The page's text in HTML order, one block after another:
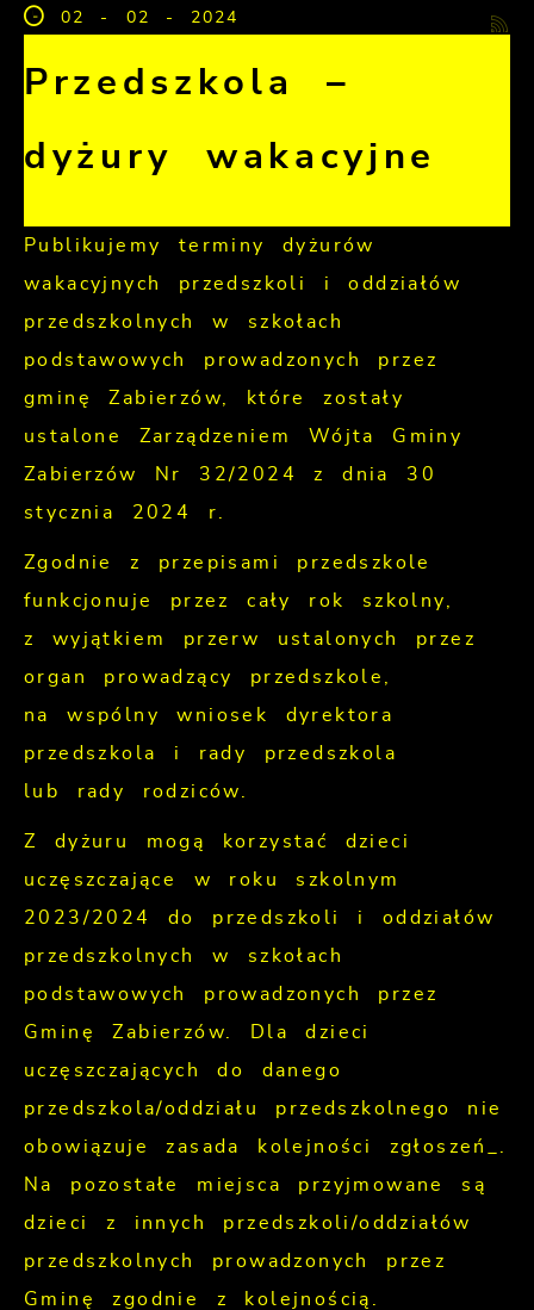
02 - 02 - 2024
Przedszkola –
dyżury wakacyjne
Publikujemy terminy dyżurów
wakacyjnych przedszkoli i oddziałów
przedszkolnych w szkołach
podstawowych prowadzonych przez
gminę Zabierzów, które zostały
ustalone Zarządzeniem Wójta Gminy
Zabierzów Nr 32/2024 z dnia 30
stycznia 2024 r.
Zgodnie z przepisami przedszkole
funkcjonuje przez cały rok szkolny,
z wyjątkiem przerw ustalonych przez
organ prowadzący przedszkole,
na wspólny wniosek dyrektora
przedszkola i rady przedszkola
lub rady rodziców.
Z dyżuru mogą korzystać dzieci
uczęszczające w roku szkolnym
2023/2024 do przedszkoli i oddziałów
przedszkolnych w szkołach
podstawowych prowadzonych przez
Gminę Zabierzów. Dla dzieci
uczęszczających do danego
przedszkola/oddziału przedszkolnego nie
obowiązuje zasada kolejności zgłoszeń_.
Na pozostałe miejsca przyjmowane są
dzieci z innych przedszkoli/oddziałów
przedszkolnych prowadzonych przez
Gminę zgodnie z kolejnością.